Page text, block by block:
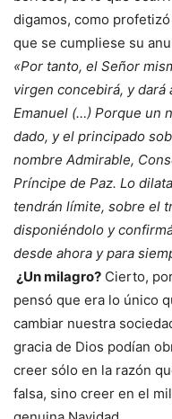
digamos, como
que se cumpliese su
«Por tanto, el Señor
virgen concebirá, y dará
Emanuel (…) Porque un
dado, y el principado
nombre Admirable,
Príncipe de Paz. Lo
tendrán límite, sobre el
disponiéndolo y
desde ahora y para
¿Un milagro? Cierto,
pensó que era lo único
cambiar nuestra
gracia de Dios podían
creer sólo en la razón
falsa, sino creer en el